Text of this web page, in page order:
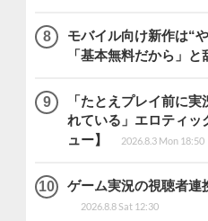
モバイル向け新作は“
「基本無料だから」
「たとえプレイ前に
れている」エロティ
ュー】
2026.8.3 Mon 18:50
ゲーム実況の視聴者連
2026.8.8 Sat 12:30